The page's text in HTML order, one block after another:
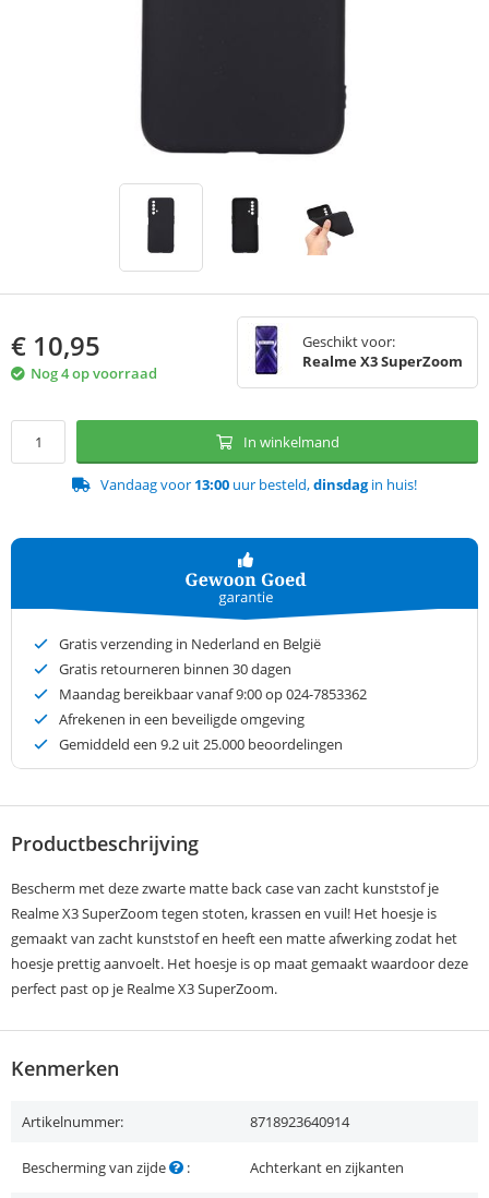
€ 10,95
Nog 4 op voorraad
Geschikt voor:
Realme X3 SuperZoom
In winkelmand
Vandaag voor 13:00 uur besteld,dinsdagin huis!
Gratis verzending in Nederland en België
Gratis retourneren binnen 30 dagen
Maandag bereikbaar vanaf 9:00 op 024-7853362
Afrekenen in een beveiligde omgeving
Gemiddeld een 9.2 uit 25.000 beoordelingen
Productbeschrijving
Bescherm met deze zwarte matte back case van zacht kunststof je
Realme X3 SuperZoom tegen stoten, krassen en vuil! Het hoesje is
gemaakt van zacht kunststof en heeft een matte afwerking zodat het
hoesje prettig aanvoelt. Het hoesje is op maat gemaakt waardoor deze
perfect past op je Realme X3 SuperZoom.
Kenmerken
Artikelnummer: 8718923640914
Bescherming van zijde : Achterkant en zijkanten